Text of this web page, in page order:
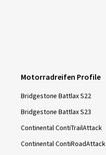
Motorradreifen Profile
Bridgestone Battlax S22
Bridgestone Battlax S23
Continental ContiTrailAttack
Continental ContiRoadAttack